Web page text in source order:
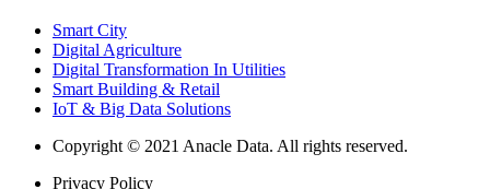
Smart City
Digital Agriculture
Digital Transformation In Utilities
Smart Building & Retail
IoT & Big Data Solutions
Copyright © 2021 Anacle Data. All rights reserved.
Privacy Policy